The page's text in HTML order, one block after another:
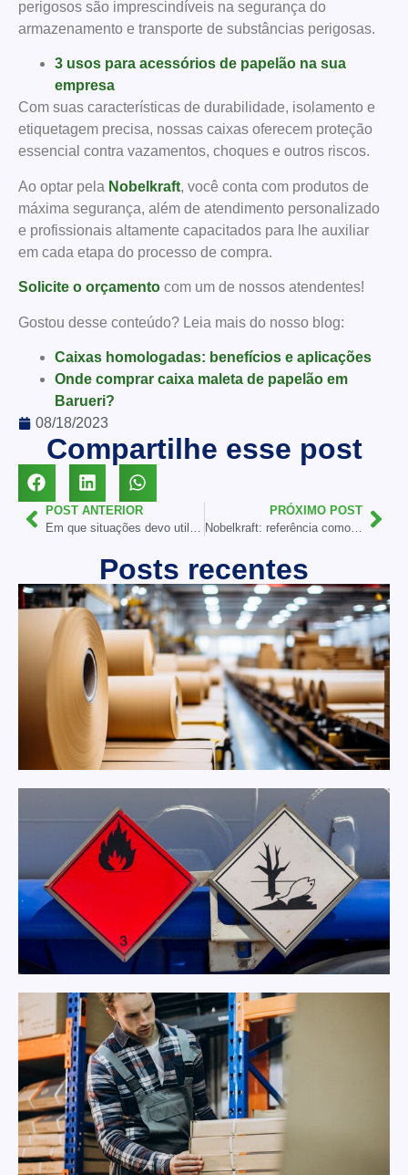
perigosos são imprescindíveis na segurança do
armazenamento e transporte de substâncias perigosas.
3 usos para acessórios de papelão na sua
empresa
Com suas características de durabilidade, isolamento e
etiquetagem precisa, nossas caixas oferecem proteção
essencial contra vazamentos, choques e outros riscos.
Ao optar pela Nobelkraft, você conta com produtos de
máxima segurança, além de atendimento personalizado
e profissionais altamente capacitados para lhe auxiliar
em cada etapa do processo de compra.
Solicite o orçamento com um de nossos atendentes!
Gostou desse conteúdo? Leia mais do nosso blog:
Caixas homologadas: benefícios e aplicações
Onde comprar caixa maleta de papelão em
Barueri?
08/18/2023
Compartilhe esse post
POST ANTERIOR
PRÓXIMO POST
Nobelkraft: referência como distribuidora de caixas de papelão
Posts recentes